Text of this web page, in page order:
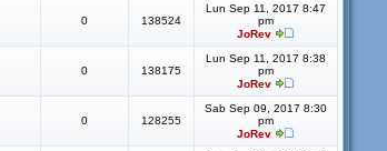
0 138524
Lun Sep 11, 2017 8:47
pm
JoRev
0 138175
Lun Sep 11, 2017 8:38
pm
JoRev
0 128255
Sab Sep 09, 2017 8:30
pm
JoRev